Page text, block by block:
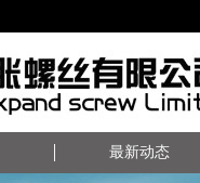
最新动态